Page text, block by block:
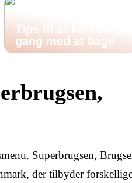
Tips til at komme
gang med at bage
Superbrugsen,
der tilbyder